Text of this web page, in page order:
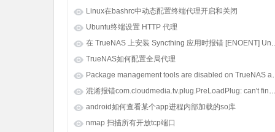
Linux在bashrc中动态配置终端代理开启和关闭
Ubuntu终端设置 HTTP 代理
TrueNAS如何配置全局代理
android如何查看某个app进程内部加载的so库
nmap 扫描所有开放tcp端口